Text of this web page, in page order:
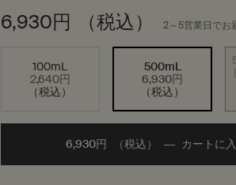
6,930円 （税込） 2～5営業日でお
選択済み
100mL
2,640円
（税込）
, 1/3 選択済み
500mL
6,930円
（税込）
, 2/3
6,930円 （税込） ― カートに